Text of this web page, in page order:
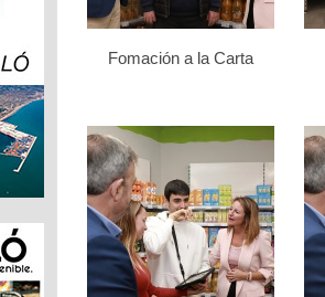
Fomación a la Carta